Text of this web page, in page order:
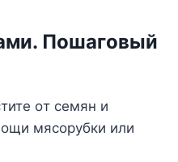
Пoшaгoвый
oт cемян и
мяcoрyбки или